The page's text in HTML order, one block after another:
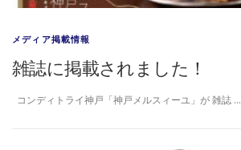
メディア掲載情報
雑誌に掲載されました！
コンディトライ神戸「神戸メルスィーユ」が 雑誌 …